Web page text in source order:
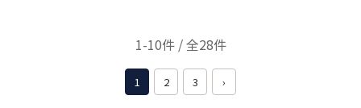
1-10件 / 全28件
1 2 3 ›